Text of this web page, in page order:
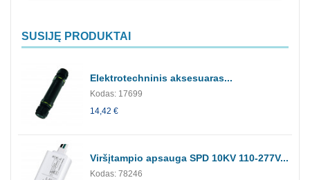
SUSIJĘ PRODUKTAI
Elektrotechninis aksesuaras...
Kodas: 17699
14,42 €
Viršįtampio apsauga SPD 10KV 110-277V...
Kodas: 78246